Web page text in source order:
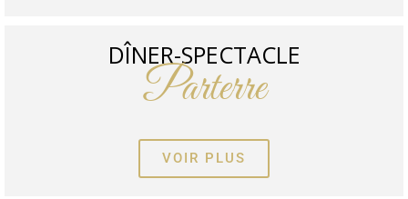
DÎNER-SPECTACLE
Parterre
VOIR PLUS